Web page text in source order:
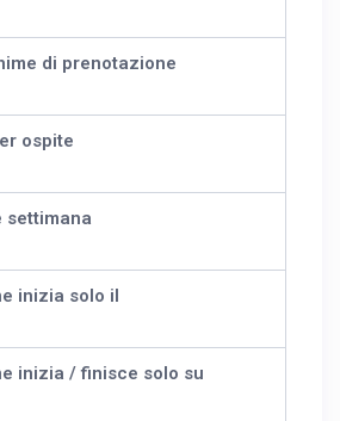
di prenotazione
ospite
settimana
inizia solo il
inizia / finisce solo su